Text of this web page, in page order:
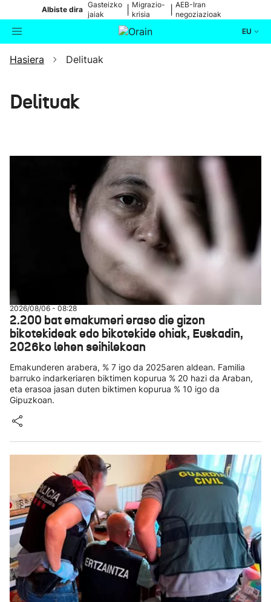
Albiste dira
Gasteizko
jaiak
Migrazio-
krisia
AEB-Iran
negoziazioak
EU
Bilatzailea
Ikusmiran
Eguraldia
Hasiera Delituak
Delituak
2026/08/06 - 08:28
2.200 bat emakumeri eraso die gizon
bikotekideak edo bikotekide ohiak, Euskadin,
2026ko lehen seihilekoan
Emakunderen arabera, % 7 igo da 2025aren aldean. Familia
barruko indarkeriaren biktimen kopurua % 20 hazi da Araban,
eta erasoa jasan duten biktimen kopurua % 10 igo da
Gipuzkoan.